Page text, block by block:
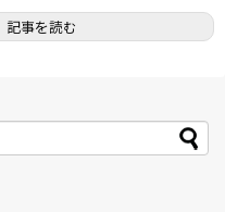
記事を読む